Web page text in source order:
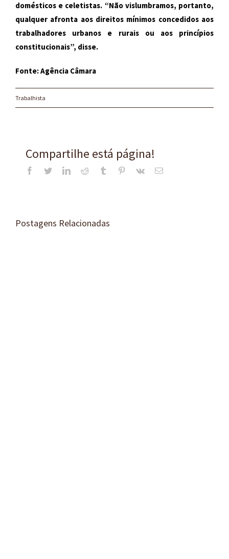
domésticos e celetistas. “Não vislumbramos, portanto,
qualquer afronta aos direitos mínimos concedidos aos
trabalhadores urbanos e rurais ou aos princípios
constitucionais”, disse.
Fonte: Agência Câmara
Trabalhista
Compartilhe está página!
Facebook
TwitterLinkedInReddit Tumblr Pinterest
Vk
E-
Postagens Relacionadas